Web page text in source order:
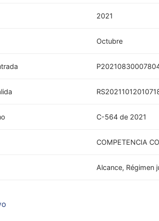
2021
Octubre
C-564 de 2021
COMPETENCIA
Alcance, Régimen